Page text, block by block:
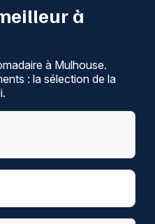
à
à Mulhouse.
: la sélection de la